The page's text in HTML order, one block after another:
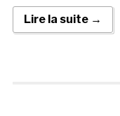
Lire la suite →